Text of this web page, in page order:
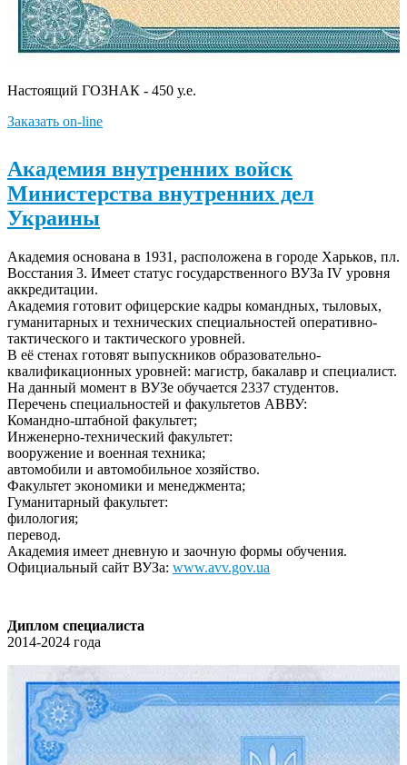
Настоящий ГОЗНАК - 450 у.е.
Заказать on-line
Академия внутренних войск
Министерства внутренних дел
Украины
Академия основана в 1931, расположена в городе Харьков, пл.
Восстания 3. Имеет статус государственного ВУЗа IV уровня
аккредитации.
Академия готовит офицерские кадры командных, тыловых,
гуманитарных и технических специальностей оперативно-
тактического и тактического уровней.
В её стенах готовят выпускников образовательно-
квалификационных уровней: магистр, бакалавр и специалист.
На данный момент в ВУЗе обучается 2337 студентов.
Перечень специальностей и факультетов АВВУ:
Командно-штабной факультет;
Инженерно-технический факультет:
вооружение и военная техника;
автомобили и автомобильное хозяйство.
Факультeт эконoмики и менеджмeнта;
Гуманитаpный факультeт:
филолoгия;
перeвод.
Академия имеет дневную и заочную формы обучения.
Официальный сайт ВУЗа: www.avv.gov.ua
Диплом специалиста
2014-2024 года